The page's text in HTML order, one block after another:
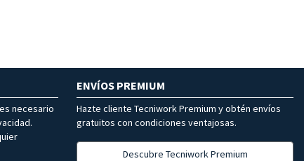
necesario
ENVÍOS PREMIUM
Hazte cliente Tecniwork Premium y obtén envíos
gratuitos con condiciones ventajosas.
Descubre Tecniwork Premium